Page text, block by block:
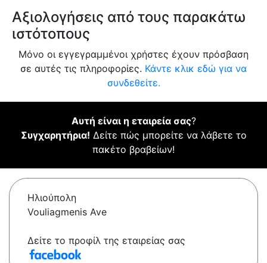
Αξιολογήσεις από τους παρακάτω
ιστότοπους
Μόνο οι εγγεγραμμένοι χρήστες έχουν πρόσβαση
σε αυτές τις πληροφορίες. Κάντε κλικ εδώ για να
συνδεθείτε.
Αυτή είναι η εταιρεία σας?
Συγχαρητήρια! Δείτε πώς μπορείτε να λάβετε το
πακέτο βραβείων!
Ηλιούπολη
Vouliagmenis Ave
Δείτε το προφίλ της εταιρείας σας